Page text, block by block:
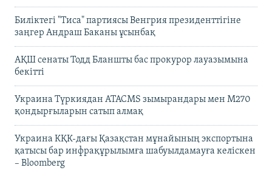
Биліктегі "Тиса" партиясы Венгрия президенттігіне
заңгер Андраш Баканы ұсынбақ
АҚШ сенаты Тодд Бланшты бас прокурор лауазымына
бекітті
Украина Түркиядан ATACMS зымырандары мен M270
қондырғыларын сатып алмақ
Украина КҚК-дағы Қазақстан мұнайының экспортына
қатысы бар инфрақұрылымға шабуылдамауға келіскен
– Bloomberg